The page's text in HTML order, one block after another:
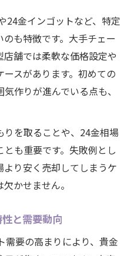
24金インゴットなど、特定
も特徴です。大手チェー
舗では柔軟な価格設定や
スがあります。初めての
作りが進んでいる点も、
を取ることや、24金相場
も重要です。失敗例とし
り安く売却してしまうケ
かせません。
と需要動向
需要の高まりにより、貴金